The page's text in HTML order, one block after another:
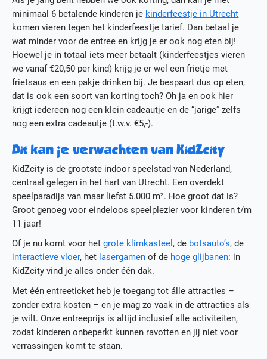
minimaal 6 betalende kinderen je kinderfeestje in Utrecht
komen vieren tegen het kinderfeestje tarief. Dan betaal je
wat minder voor de entree en krijg je er ook nog eten bij!
Hoewel je in totaal iets meer betaalt (kinderfeestjes vieren
we vanaf €20,50 per kind) krijg je er wel een frietje met
frietsaus en een pakje drinken bij. Je bespaart dus op eten,
dat is ook een soort van korting toch? Oh ja en ook hier
krijgt iedereen nog een klein cadeautje en de “jarige” zelfs
nog een extra cadeautje (t.w.v. €5,-).
Dit kan je verwachten van KidZcity
KidZcity is de grootste indoor speelstad van Nederland,
centraal gelegen in het hart van Utrecht. Een overdekt
speelparadijs van maar liefst 5.000 m². Hoe groot dat is?
Groot genoeg voor eindeloos speelplezier voor kinderen t/m
11 jaar!
Of je nu komt voor hetgrote klimkasteel , de botsauto’s, de
interactieve vloer, het lasergamen of de hoge glijbanen: in
KidZcity vind je alles onder één dak.
Met één entreeticket heb je toegang tot álle attracties –
zonder extra kosten – en je mag zo vaak in de attracties als
je wilt. Onze entreeprijs is altijd inclusief alle activiteiten,
zodat kinderen onbeperkt kunnen ravotten en jij niet voor
verrassingen komt te staan.